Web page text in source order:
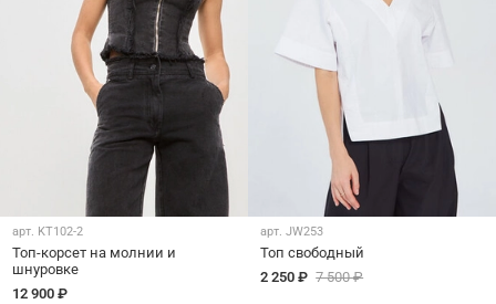
арт. KT102-2
Топ-корсет на молнии и
шнуровке
12 900 ₽
арт.JW253
Топ свободный
2 250 ₽ 7 500 ₽